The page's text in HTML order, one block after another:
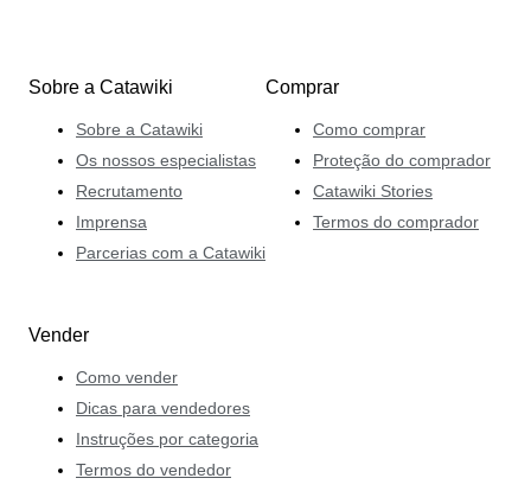
Sobre a Catawiki
Sobre a Catawiki
Os nossos especialistas
Recrutamento
Imprensa
Parcerias com a Catawiki
Comprar
Como comprar
Proteção do comprador
Catawiki Stories
Termos do comprador
Vender
Como vender
Dicas para vendedores
Instruções por categoria
Termos do vendedor